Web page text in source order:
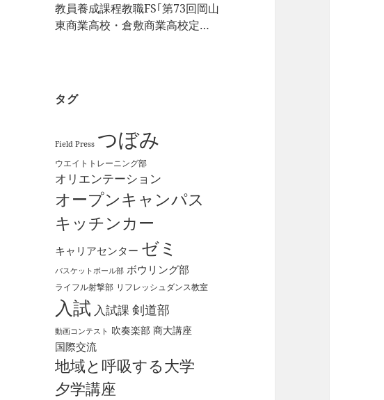
教員養成課程教職FS｢第73回岡山
東商業高校・倉敷商業高校定期
タグ
Field Press つぼみ
ウエイトトレーニング部
オリエンテーション
オープンキャンパス
キッチンカー
キャリアセンター ゼミ
バスケットボール部 ボウリング部
ライフル射撃部 リフレッシュダンス教室
入試 入試課 剣道部
動画コンテスト 吹奏楽部 商大講座
国際交流
地域と呼吸する大学
夕学講座